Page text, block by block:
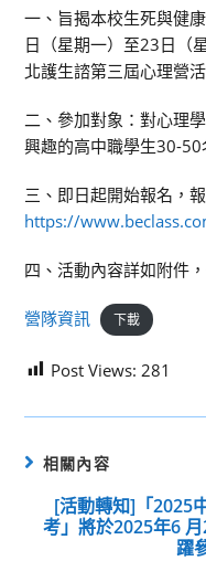
一、旨揭本校生死與健
日（星期一）至23日（
北護生諮第三屆心理營活
二、參加對象：對心理
興趣的高中職學生30-50
三、即日起開始報名，
https://
四、活動內容詳如附件
營隊資訊 下載
Post Views: 281
相關內容
[活動轉知]「2025
考」將於2025年6
躍